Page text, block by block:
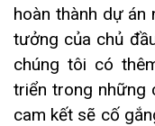
hoàn thành dự án
tưởng của chủ
chúng tôi có
triển trong những
cam kết sẽ cố